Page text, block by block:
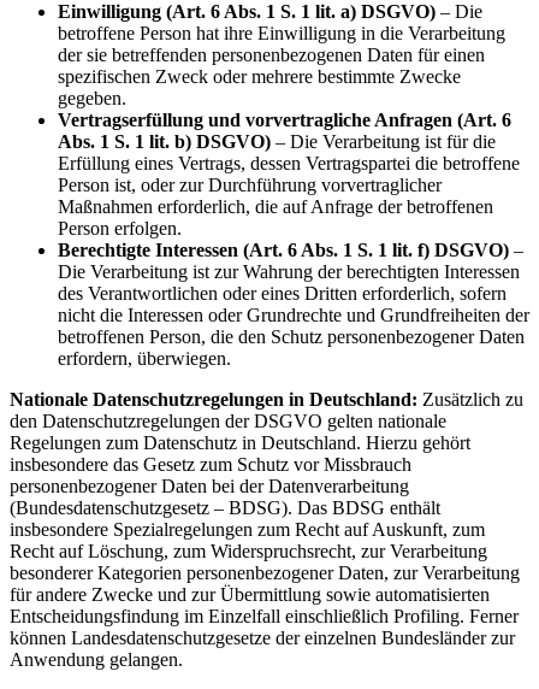
Einwilligung (Art. 6 Abs. 1 S. 1 lit. a) DSGVO) – Die
betroffene Person hat ihre Einwilligung in die Verarbeitung
der sie betreffenden personenbezogenen Daten für einen
spezifischen Zweck oder mehrere bestimmte Zwecke
gegeben.
Vertragserfüllung und vorvertragliche Anfragen (Art. 6
Abs. 1 S. 1 lit. b) DSGVO) – Die Verarbeitung ist für die
Erfüllung eines Vertrags, dessen Vertragspartei die betroffene
Person ist, oder zur Durchführung vorvertraglicher
Maßnahmen erforderlich, die auf Anfrage der betroffenen
Person erfolgen.
Berechtigte Interessen (Art. 6 Abs. 1 S. 1 lit. f) DSGVO) –
Die Verarbeitung ist zur Wahrung der berechtigten Interessen
des Verantwortlichen oder eines Dritten erforderlich, sofern
nicht die Interessen oder Grundrechte und Grundfreiheiten der
betroffenen Person, die den Schutz personenbezogener Daten
erfordern, überwiegen.
Nationale Datenschutzregelungen in Deutschland: Zusätzlich zu
den Datenschutzregelungen der DSGVO gelten nationale
Regelungen zum Datenschutz in Deutschland. Hierzu gehört
insbesondere das Gesetz zum Schutz vor Missbrauch
personenbezogener Daten bei der Datenverarbeitung
(Bundesdatenschutzgesetz – BDSG). Das BDSG enthält
insbesondere Spezialregelungen zum Recht auf Auskunft, zum
Recht auf Löschung, zum Widerspruchsrecht, zur Verarbeitung
besonderer Kategorien personenbezogener Daten, zur Verarbeitung
für andere Zwecke und zur Übermittlung sowie automatisierten
Entscheidungsfindung im Einzelfall einschließlich Profiling. Ferner
können Landesdatenschutzgesetze der einzelnen Bundesländer zur
Anwendung gelangen.